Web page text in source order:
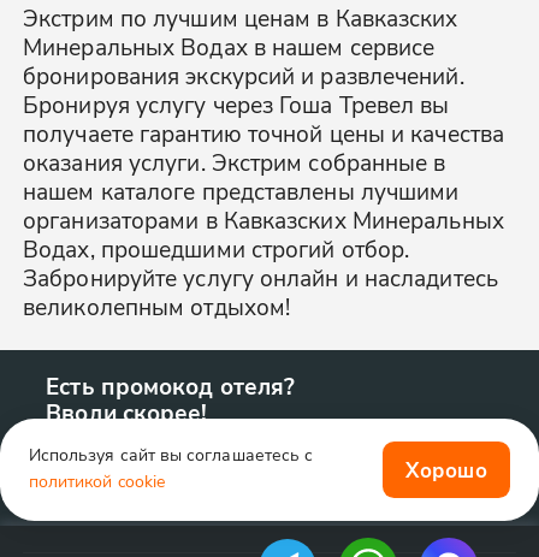
Экстрим по лучшим ценам в Кавказских
Минеральных Водах в нашем сервисе
бронирования экскурсий и развлечений.
Бронируя услугу через Гоша Тревел вы
получаете гарантию точной цены и качества
оказания услуги. Экстрим собранные в
нашем каталоге представлены лучшими
организаторами в Кавказских Минеральных
Водах, прошедшими строгий отбор.
Забронируйте услугу онлайн и насладитесь
великолепным отдыхом!
Есть промокод отеля?
Вводи скорее!
Используя сайт вы соглашаетесь с
политикой cookie
Хорошо